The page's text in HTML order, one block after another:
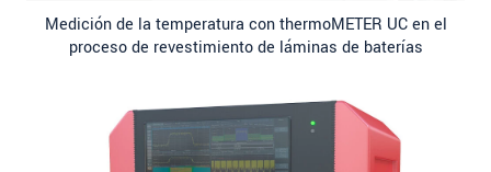
Medición de la temperatura con thermoMETER UC en el
proceso de revestimiento de láminas de baterías